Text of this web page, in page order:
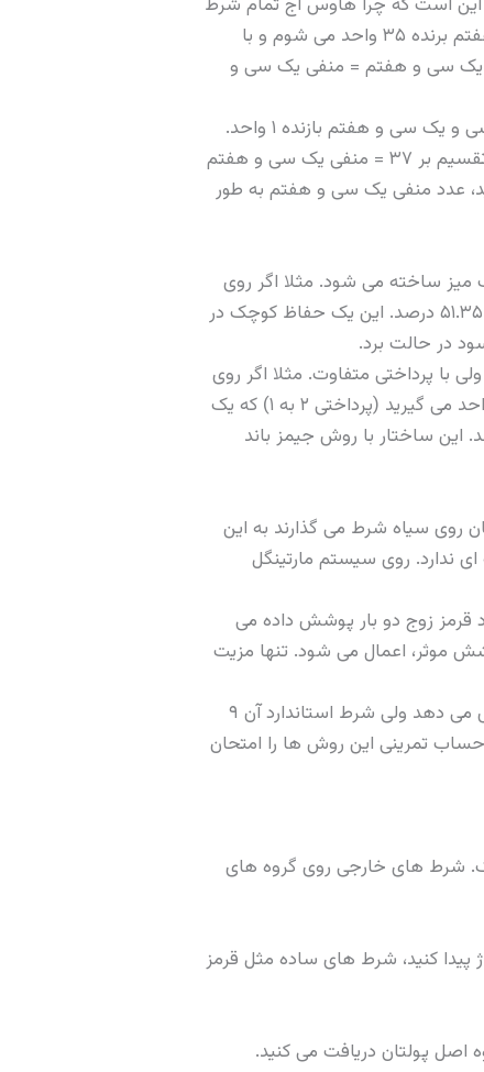
ها در رولت اروپایی برابر است. در شرط مستقیم روی یک عدد، اگر ۱ واحد شرط ببندم: با احتمال یک سی و هفتم برنده ۳۵ واحد می شوم و با
بازنده ۱ واحد. انتظار ریاضی = ۳۵ ضربدر یک سی و هفتم منهای ۳۶ ضربدر یک سی و هفتم = منفی یک سی و
در شرط شش خط، اگر ۱ واحد شرط ببندم: با احتمال شش سی و هفتم برنده ۵ واحد می شوم و با احتمال سی و یک سی و هفتم بازنده ۱ واحد.
انتظار ریاضی = ۵ ضربدر شش سی و هفتم منهای ۳۱ ضربدر یک سی و هفتم = ۳۰ تقسیم بر ۳۷ منهای ۳۱ تقسیم بر ۳۷ = منفی یک سی و هفتم
انجام دهید، عدد منفی یک سی و هفتم به طور
ساخته می شود. مثلا اگر روی
۱۹ تا ۳۶ به علاوه شرط روی صفر شرط ببندید، در عمل ۱۹ خانه از ۳۷ خانه را پوشش می دهید با احتمال برد ۵۱.۳۵ درصد. این یک حفاظ کوچک در
در حالت برد.
روش جیمز باند ولی با پرداختی متفاوت. مثلا اگر روی
دوازده تایی اول و دوازده تایی دوم هم زمان شرط ۱۰ واحدی ببندید، در صورت برنده شدن یکی از این دو، ۲۰ واحد می گیرید (پرداختی ۲ به ۱) که یک
شود. سود خالص دور +۱۰ واحد و در صورت افتادن روی ۲۵ تا ۳۶ صفر و باخت، منفی ۲۰ واحد. این ساختار با روش جیمز باند
قبل قرمز آمده، خیلی از بازیکنان روی سیاه شرط می گذارند به این
ندارد. روی سیستم مارتینگل
قرمز زوج دو بار پوشش داده می
موثر، اعمال می شود. تنها مزیت
اشتباه سوم، چسبیدن به یک شرط ویژه فرانسوی بدون درک ساختار آن. شرط ووازن دو زرو ۱۷ خانه را پوشش می دهد ولی شرط استاندارد آن ۹
تمرینی این روش ها را امتحان
شرط های خارجی روی گروه های
پیدا کنید، شرط های ساده مثل قرمز